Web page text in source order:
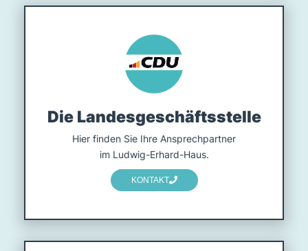
Die Landesgeschäftsstelle
Hier finden Sie Ihre Ansprech­partner
im Ludwig-Erhard-Haus.
KONTAKT